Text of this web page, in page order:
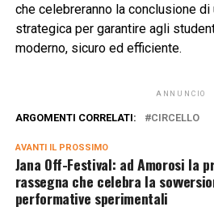
che celebreranno la conclusione di
strategica per garantire agli
moderno, sicuro ed efficiente.
ANNUNCIO
ARGOMENTI CORRELATI: CIRCELLO
AVANTI IL ​​PROSSIMO
Jana Off-Festival: ad Amorosi la
rassegna che celebra la
performative sperimentali